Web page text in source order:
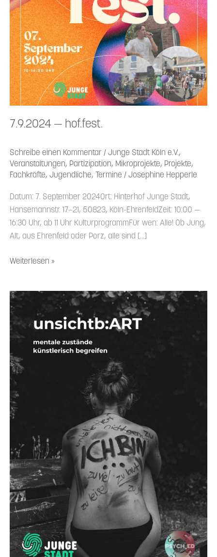
7.9.2024 — hof.fest.
Schreibe einen Kommentar / Junge Stadt Köln e.V.,
Veranstaltungen, Partizipation, Mikroprojekte, Projekte,
Fachkräfte, Jugendliche, Termine / Josephine Hepperle
Datum: 7. September 2024Ort: Hinterhof Junge Stadt,
Hanse­mannstr. 17–21, 50823, Köln-Ehren­feldZeit: 10:00 —
16:30 Uhr, ab 11 Uhr Kultur­pro­grammFür wen: Alle! Ob Jung,
Alt, aus Ehrenfeld oder Porz, alle sind […]
Weiterlesen »
1.3.2024
—
Ausstellung
Unsichtb:ART